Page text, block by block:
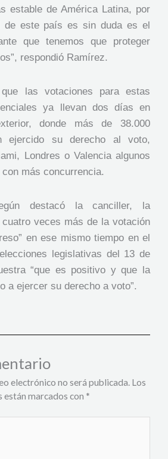
estable de América Latina, por
de este país es sin duda es el
que tenemos que proteger
respondió Ramírez.
las votaciones para estas
ya llevan dos días en
donde más de 38.000
ejercido su derecho al voto,
Londres o Valencia algunos
más concurrencia.
destacó la canciller, la
veces más de la votación
en ese mismo tiempo en el
legislativas del 13 de
“que es positivo y que la
a ejercer su derecho a voto”.
electrónico no será publicada. Los
marcados con *